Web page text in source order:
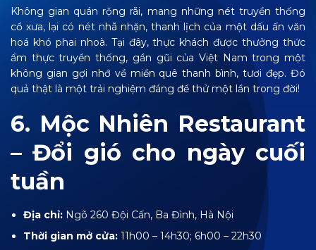
Không gian quán rộng rãi, mang những nét truyền thống
cổ xưa, lại có nét nhã nhặn, thanh lịch của một dấu ấn văn
hoá khó phai nhoà. Tại đây, thực khách được thưởng thức
ẩm thực truyền thống, gần gũi của Việt Nam trong một
không gian gợi nhớ về miền quê thanh bình, tươi đẹp. Đó
quả thật là một trải nghiệm đáng để thử một lần trong đời!
6. Mộc Nhiên Restaurant
– Đổi gió cho ngày cuối
tuần
Địa chỉ: Ngõ 260 Đội Cấn, Ba Đình, Hà Nội
Thời gian mở cửa:11h00 – 14h30; 6h00 – 22h30